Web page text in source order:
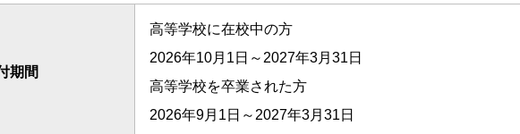
期間
高等学校に在校中の方
2026年10月1日～2027年3月31日
高等学校を卒業された方
2026年9月1日～2027年3月31日